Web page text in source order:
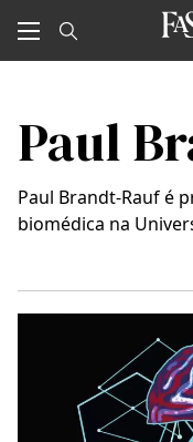
Paul
Paul Brandt-Rauf é
biomédica na